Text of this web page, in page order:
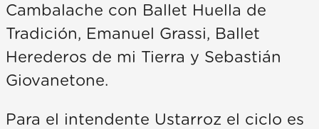
Cambalache con Ballet Huella de
Tradición, Emanuel Grassi, Ballet
Herederos de mi Tierra y Sebastián
Giovanetone.
Para el intendente Ustarroz el ciclo es